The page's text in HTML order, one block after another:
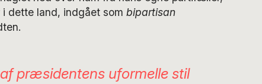
dette land, indgået som bipartisan
præsidentens uformelle stil